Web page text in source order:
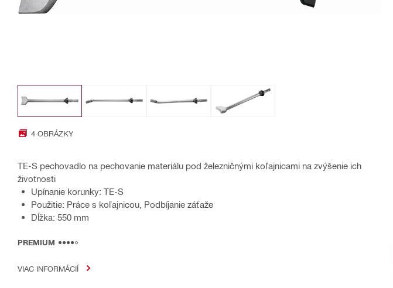
4 OBRÁZKY
TE-S pechovadlo na pechovanie materiálu pod železničnými koľajnicami na zvýšenie ich
životnosti
Upínanie korunky: TE-S
Použitie: Práce s koľajnicou, Podbíjanie záťaže
Dĺžka: 550 mm
PREMIUM
VIAC INFORMÁCIÍ